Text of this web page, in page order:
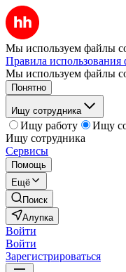
Мы используем файлы
Правила использования
Мы используем файлы
Понятно
Ищу сотрудника
Ищу работу
Ищу
Ищу сотрудника
Сервисы
Помощь
Ещё
Поиск
Алупка
Войти
Войти
Зарегистрироваться